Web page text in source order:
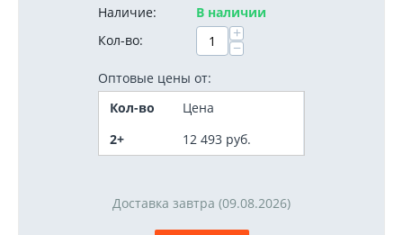
Наличие:
В наличии
Кол-во:
+
−
Оптовые цены от:
Кол-во
Цена
2+
12 493 руб.
Доставка завтра (09.08.2026)